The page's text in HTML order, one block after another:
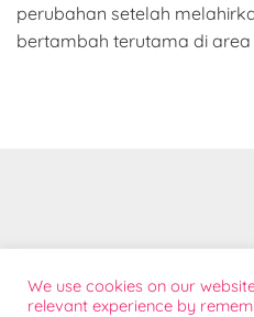
perubahan setelah
bertambah terutama di area
Bantuan Konsumen
We use cookies on our
relevant experience by